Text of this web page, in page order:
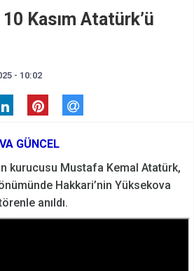
Kasım Atatürk’ü
- 10:02
GÜNCEL
kurucusu Mustafa Kemal Atatürk,
Hakkari’nin Yüksekova
anıldı.